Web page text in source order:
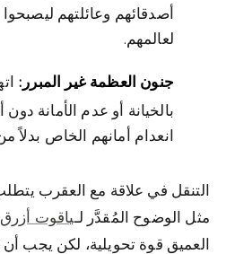
أصدقائهم وعائلتهم ليصبحوا
لعالمهم.
جنون العظمة غير المبرر:
بالخيانة أو عدم الأمانة دون
انعدام أمانهم الخاص بدلاً
التنقل في علاقة مع العقرب
مثل الوضوح المُقدَّر لـياقوت أزرق
العميق قوة تحويلية، لكن يجب